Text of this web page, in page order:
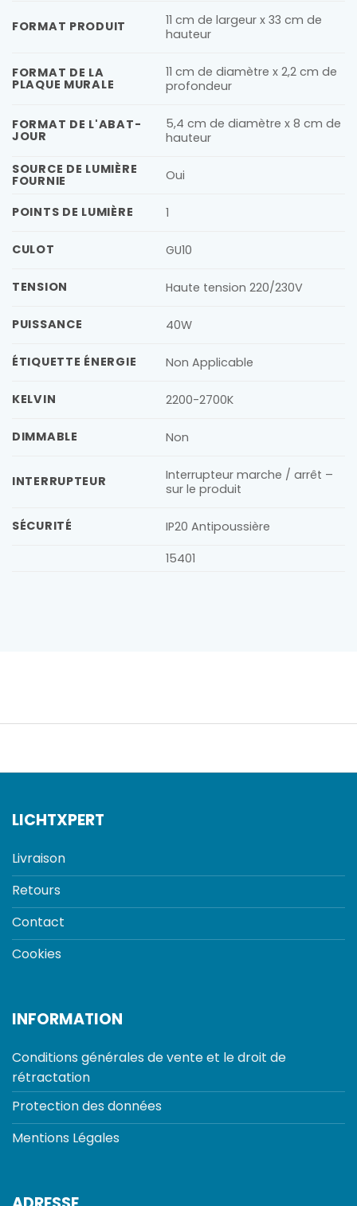
FORMAT PRODUIT
11 cm de largeur x 33 cm de
hauteur
FORMAT DE LA
PLAQUE MURALE
11 cm de diamètre x 2,2 cm de
profondeur
FORMAT DE L'ABAT-
JOUR
5,4 cm de diamètre x 8 cm de
hauteur
SOURCE DE LUMIÈRE
FOURNIE Oui
POINTS DE LUMIÈRE 1
CULOT GU10
TENSION Haute tension 220/230V
PUISSANCE 40W
ÉTIQUETTE ÉNERGIE Non Applicable
KELVIN 2200-2700K
DIMMABLE Non
INTERRUPTEUR
Interrupteur marche / arrêt –
sur le produit
SÉCURITÉ
IP20 Antipoussière
15401
LICHTXPERT
Livraison
Retours
Contact
Cookies
INFORMATION
Conditions générales de vente et le droit de
rétractation
Protection des données
Mentions Légales